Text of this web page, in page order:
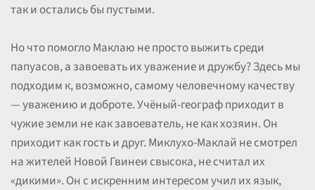
так и остались бы пустыми.
Но что помогло Маклаю не просто выжить среди
папуасов, а завоевать их уважение и дружбу? Здесь мы
подходим к, возможно, самому человечному качеству
— уважению и доброте. Учёный-географ приходит в
чужие земли не как завоеватель, не как хозяин. Он
приходит как гость и друг. Миклухо-Маклай не смотрел
на жителей Новой Гвинеи свысока, не считал их
«дикими». Он с искренним интересом учил их язык,